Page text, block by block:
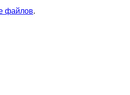
файлов.